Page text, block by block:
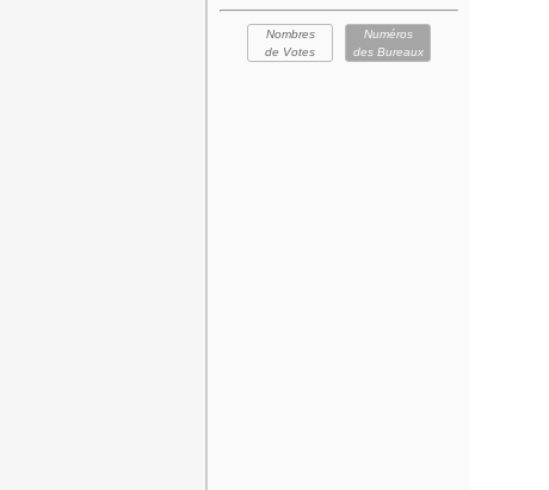
Nombres
de Votes
Numéros
des Bureaux